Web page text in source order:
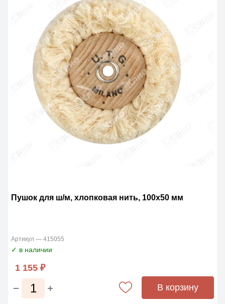
Пушок для ш/м, хлопковая нить, 100х50 мм
Артикул — 415055
✓ в наличии
1 155 ₽
В корзину